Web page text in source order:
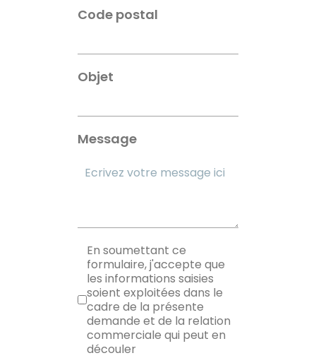
Code postal
Objet
Message
RGPD
En soumettant ce
formulaire, j'accepte que
les informations saisies
soient exploitées dans le
cadre de la présente
demande et de la relation
commerciale qui peut en
découler